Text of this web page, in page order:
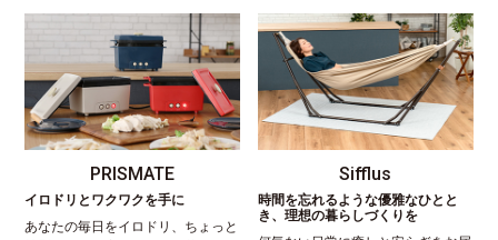
PRISMATE
イロドリとワクワクを手に
あなたの毎日をイロドリ、ちょっと
Sifflus
時間を忘れるような優雅なひとと
き、理想の暮らしづくりを